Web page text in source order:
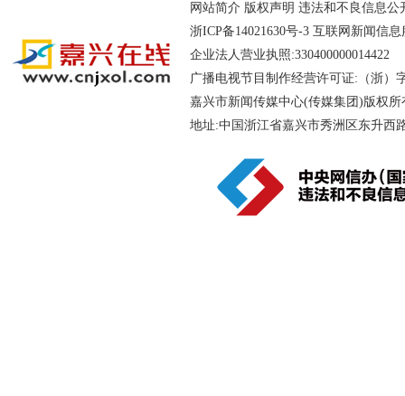
网站简介 版权声明 违法和不良信息公
浙ICP备14021630号-3 互联网新闻信息
企业法人营业执照
广播电视节目制作经营许可证:（浙
嘉兴市新闻传媒中心(传媒集团)版权
地址:中国浙江省嘉兴市秀洲区东升西